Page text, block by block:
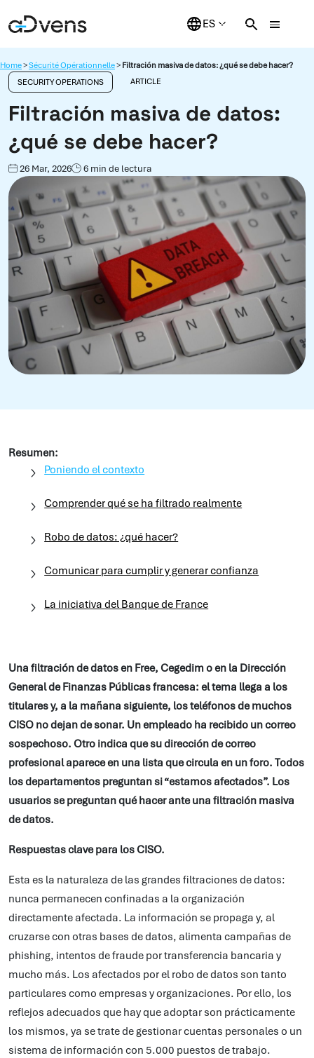
Home>Sécurité Opérationnelle> Filtración masiva de datos: ¿qué se debe hacer?
SECURITY OPERATIONS
ARTICLE
Filtración masiva de datos:
¿qué se debe hacer?
26 Mar, 2026 6 min de lectura
Resumen:
Poniendo el contexto
Comprender qué se ha filtrado realmente
Robo de datos: ¿qué hacer?
Comunicar para cumplir y generar confianza
La iniciativa del Banque de France
Una filtración de datos en Free, Cegedim o en la Dirección
General de Finanzas Públicas francesa: el tema llega a los
titulares y, a la mañana siguiente, los teléfonos de muchos
CISO no dejan de sonar. Un empleado ha recibido un correo
sospechoso. Otro indica que su dirección de correo
profesional aparece en una lista que circula en un foro. Todos
los departamentos preguntan si “estamos afectados”. Los
usuarios se preguntan qué hacer ante una filtración masiva
de datos.
Respuestas clave para los CISO.
Esta es la naturaleza de las grandes filtraciones de datos:
nunca permanecen confinadas a la organización
directamente afectada. La información se propaga y, al
cruzarse con otras bases de datos, alimenta campañas de
phishing, intentos de fraude por transferencia bancaria y
mucho más. Los afectados por el robo de datos son tanto
particulares como empresas y organizaciones. Por ello, los
reflejos adecuados que hay que adoptar son prácticamente
los mismos, ya se trate de gestionar cuentas personales o un
sistema de información con 5.000 puestos de trabajo.